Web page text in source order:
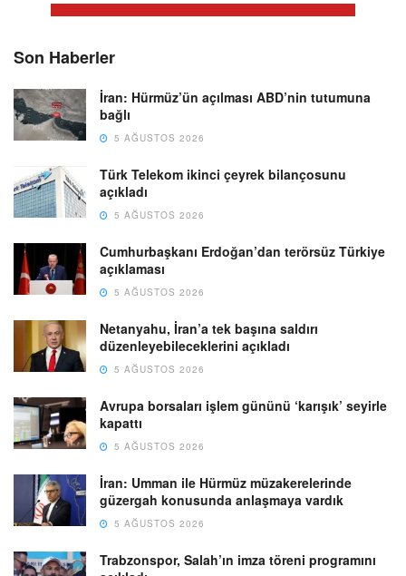
Son Haberler
İran: Hürmüz’ün açılması ABD’nin tutumuna
bağlı
5 AĞUSTOS 2026
Türk Telekom ikinci çeyrek bilançosunu
açıkladı
5 AĞUSTOS 2026
Cumhurbaşkanı Erdoğan’dan terörsüz Türkiye
açıklaması
5 AĞUSTOS 2026
Netanyahu, İran’a tek başına saldırı
düzenleyebileceklerini açıkladı
5 AĞUSTOS 2026
Avrupa borsaları işlem gününü ‘karışık’ seyirle
kapattı
5 AĞUSTOS 2026
İran: Umman ile Hürmüz müzakerelerinde
güzergah konusunda anlaşmaya vardık
5 AĞUSTOS 2026
Trabzonspor, Salah’ın imza töreni programını